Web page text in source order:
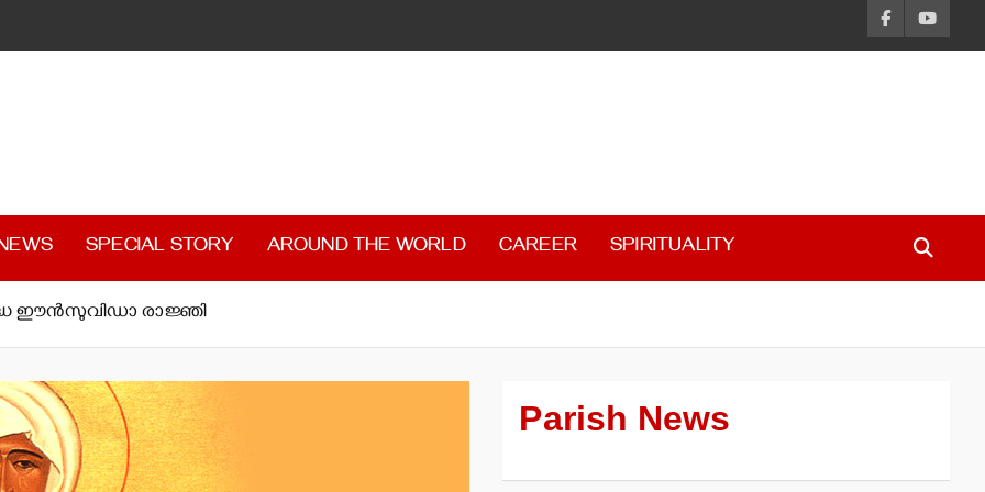
SPECIAL STORY AROUND THE WORLD CAREER SPIRITUALITY
ഈന്‍സുവിഡാ രാജ്ഞി
Parish News